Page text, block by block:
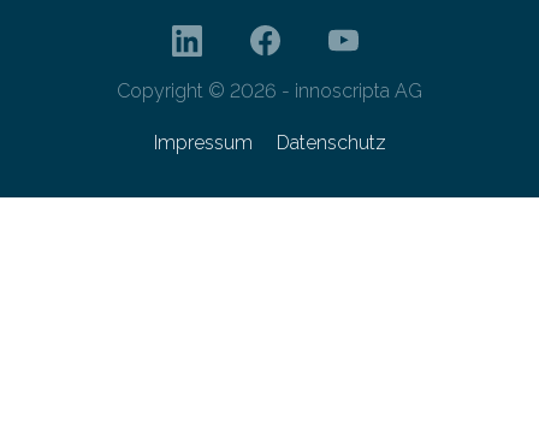
Copyright © 2026 - innoscripta AG
Impressum Datenschutz